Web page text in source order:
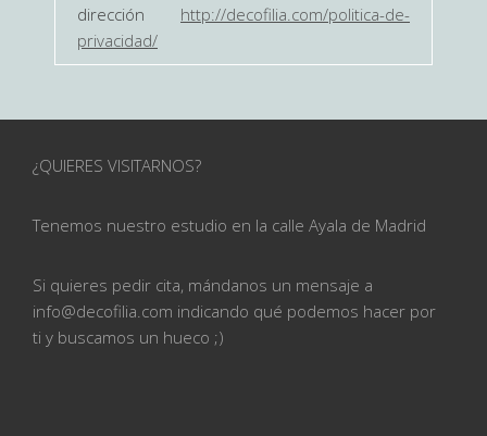
dirección http://decofilia.com/politica-de-
privacidad/
¿QUIERES VISITARNOS?
Tenemos nuestro estudio en la calle Ayala de Madrid
Si quieres pedir cita, mándanos un mensaje a
info@decofilia.com indicando qué podemos hacer por
ti y buscamos un hueco ;)